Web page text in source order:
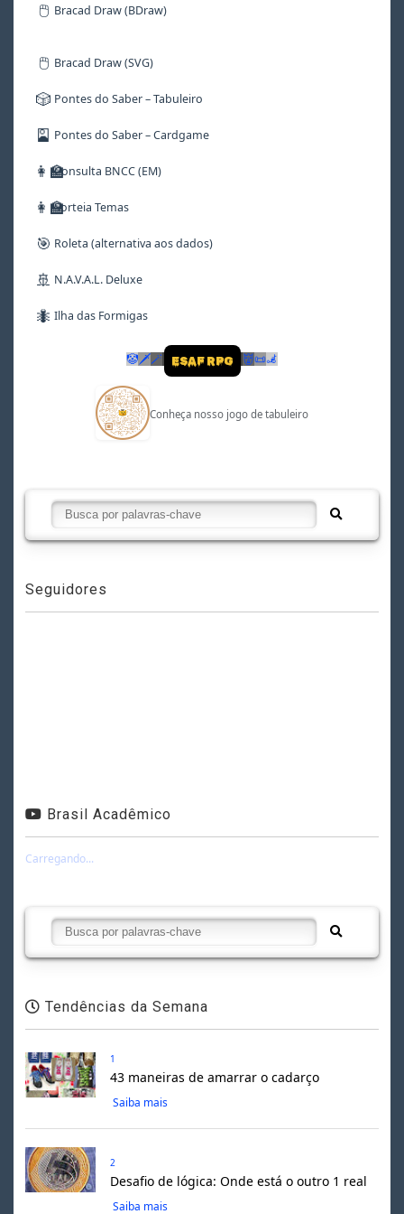
🖱️ Bracad Draw (BDraw)
🖱️ Bracad Draw (SVG)
🎲 Pontes do Saber – Tabuleiro
🎴 Pontes do Saber – Cardgame
👩‍🏫Consulta BNCC (EM)
👩‍🏫Sorteia Temas
🎯 Roleta (alternativa aos dados)
🚢 N.A.V.A.L. Deluxe
🐜 Ilha das Formigas
🤡🗡🪄 ESAF RPG 👹📜🦼
Conheça nosso jogo de tabuleiro
Seguidores
Brasil Acadêmico
Carregando...
Tendências da Semana
1
43 maneiras de amarrar o cadarço
Saiba mais
2
Desafio de lógica: Onde está o outro 1 real
Saiba mais